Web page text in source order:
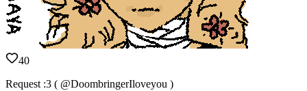
40
Request :3 ( @DoombringerIloveyou )